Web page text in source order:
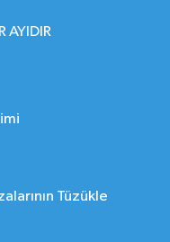
AYIDIR
Tüzükle